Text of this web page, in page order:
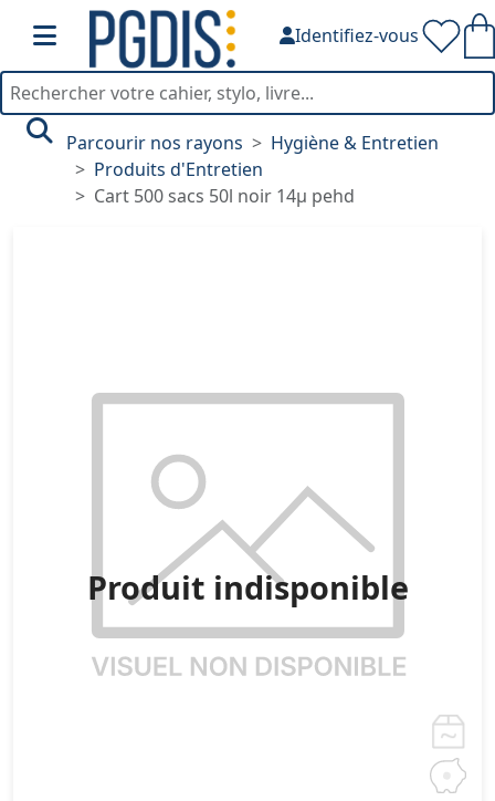
Identifiez-vous
Parcourir nos rayons
Hygiène & Entretien
Produits d'Entretien
Cart 500 sacs 50l noir 14µ pehd
Produit indisponible